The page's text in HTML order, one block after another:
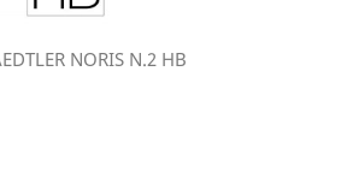
NORIS N.2 HB